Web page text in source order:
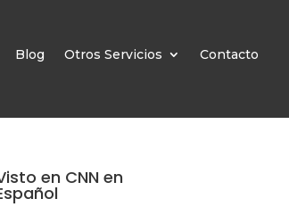
Blog Otros Servicios Contacto
en CNN en